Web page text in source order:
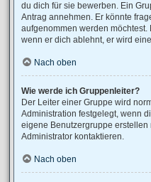
du dich für sie bewerben. Ein
Antrag annehmen. Er könnte
aufgenommen werden
wenn er dich ablehnt, er wird
Nach oben
Wie werde ich Gruppenleiter?
Der Leiter einer Gruppe wird
Administration festgelegt, wenn
eigene Benutzergruppe
Administrator kontaktieren.
Nach oben